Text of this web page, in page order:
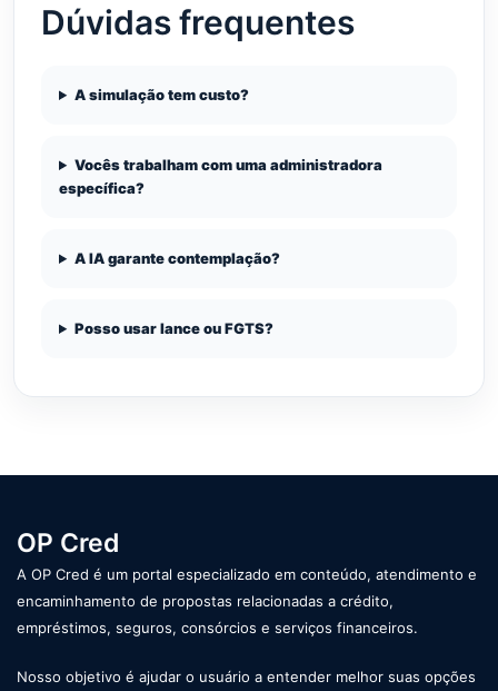
Dúvidas frequentes
A simulação tem custo?
Vocês trabalham com uma administradora
específica?
A IA garante contemplação?
Posso usar lance ou FGTS?
OP Cred
A OP Cred é um portal especializado em conteúdo, atendimento e
encaminhamento de propostas relacionadas a crédito,
empréstimos, seguros, consórcios e serviços financeiros.
Nosso objetivo é ajudar o usuário a entender melhor suas opções